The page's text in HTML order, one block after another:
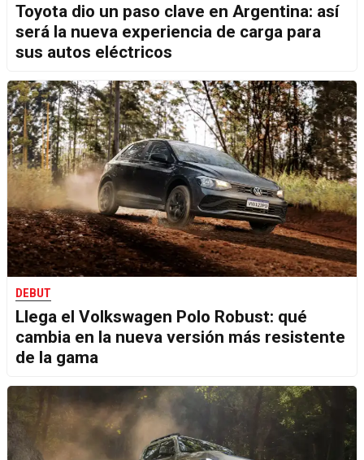
Toyota dio un paso clave en Argentina: así
será la nueva experiencia de carga para
sus autos eléctricos
DEBUT
Llega el Volkswagen Polo Robust: qué
cambia en la nueva versión más resistente
de la gama